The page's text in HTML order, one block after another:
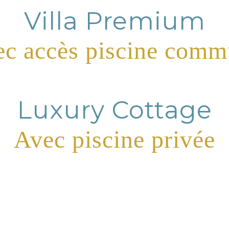
Villa Premium
accès piscine
Luxury Cottage
Avec piscine privée